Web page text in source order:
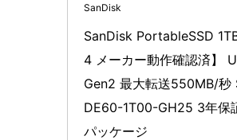
SanDisk
SanDisk PortableSSD
4 メーカー動作確認済】
Gen2 最大転送550MB/秒
DE60-1T00-GH25 3年保
パッケージ